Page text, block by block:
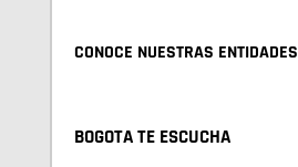
CONOCE NUESTRAS ENTIDADES
BOGOTA TE ESCUCHA